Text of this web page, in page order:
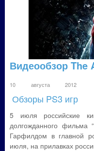
Видеообзор The
10 августа 2012
Обзоры PS3 игр
5 июля российские
долгожданного фильма
Гарфилдом в главной
июля, на прилавках